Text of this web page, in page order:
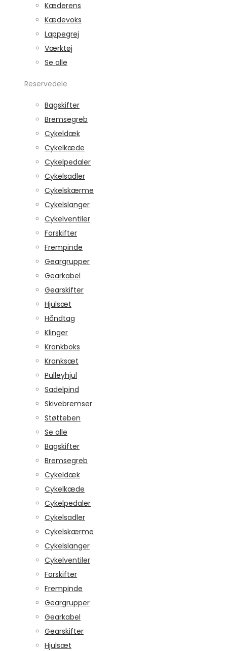
Kæderens
Kædevoks
Lappegrej
Værktøj
Se alle
Reservedele
Bagskifter
Bremsegreb
Cykeldæk
Cykelkæde
Cykelpedaler
Cykelsadler
Cykelskærme
Cykelslanger
Cykelventiler
Forskifter
Frempinde
Geargrupper
Gearkabel
Gearskifter
Hjulsæt
Håndtag
Klinger
Krankboks
Kranksæt
Pulleyhjul
Sadelpind
Skivebremser
Støtteben
Se alle
Bagskifter
Bremsegreb
Cykeldæk
Cykelkæde
Cykelpedaler
Cykelsadler
Cykelskærme
Cykelslanger
Cykelventiler
Forskifter
Frempinde
Geargrupper
Gearkabel
Gearskifter
Hjulsæt